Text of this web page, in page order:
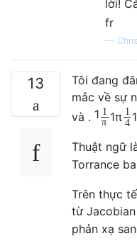
lời!
fr
—
13
Tôi đang
mắc về sự
và . 1 1
π 1π 1
4 1
Thuật ngữ
Torrance
Trên thực
từ
phản xạ